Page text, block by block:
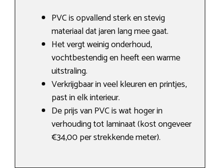
PVC is opvallend sterk en stevig
materiaal dat jaren lang mee gaat.
Het vergt weinig onderhoud,
vochtbestendig en heeft een warme
uitstraling.
Verkrijgbaar in veel kleuren en printjes,
past in elk interieur.
De prijs van PVC is wat hoger in
verhouding tot laminaat (kost ongeveer
€34,00 per strekkende meter).